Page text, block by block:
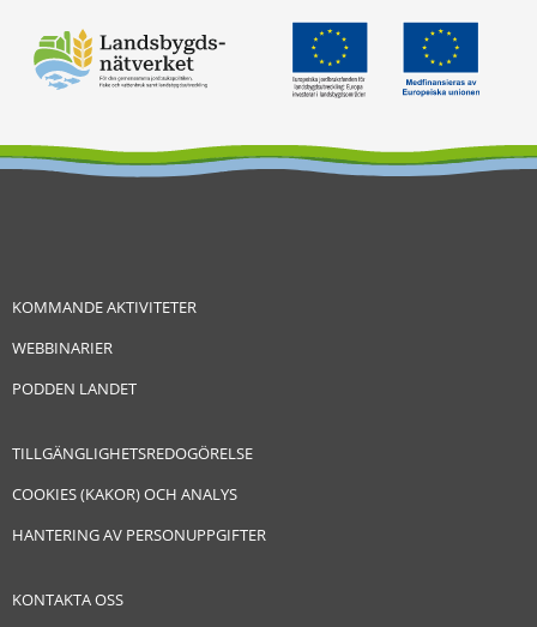
KOMMANDE AKTIVITETER
WEBBINARIER
PODDEN LANDET
TILLGÄNGLIGHETSREDOGÖRELSE
COOKIES (KAKOR) OCH ANALYS
HANTERING AV PERSONUPPGIFTER
KONTAKTA OSS